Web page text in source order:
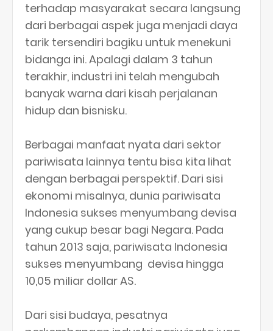
terhadap masyarakat secara langsung
dari berbagai aspek juga menjadi daya
tarik tersendiri bagiku untuk menekuni
bidanga ini. Apalagi dalam 3 tahun
terakhir, industri ini telah mengubah
banyak warna dari kisah perjalanan
hidup dan bisnisku.
Berbagai manfaat nyata dari sektor
pariwisata lainnya tentu bisa kita lihat
dengan berbagai perspektif. Dari sisi
ekonomi misalnya, dunia pariwisata
Indonesia sukses menyumbang devisa
yang cukup besar bagi Negara. Pada
tahun 2013 saja, pariwisata Indonesia
sukses menyumbang devisa hingga
10,05 miliar dollar AS.
Dari sisi budaya, pesatnya